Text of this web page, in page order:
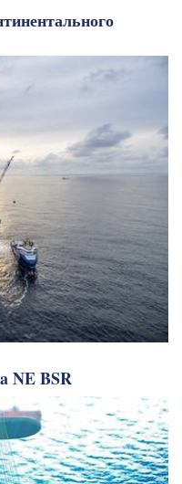
NE BSR